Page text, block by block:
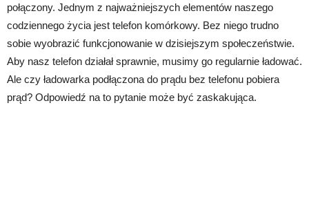
połączony. Jednym z najważniejszych elementów naszego
codziennego życia jest telefon komórkowy. Bez niego trudno
sobie wyobrazić funkcjonowanie w dzisiejszym społeczeństwie.
Aby nasz telefon działał sprawnie, musimy go regularnie ładować.
Ale czy ładowarka podłączona do prądu bez telefonu pobiera
prąd? Odpowiedź na to pytanie może być zaskakująca.